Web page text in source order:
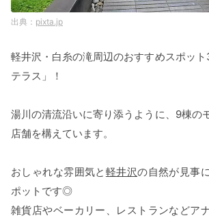
pixta.jp
軽井沢・白糸の滝周辺のおすすめスポッ
テラス」！
湯川の清流沿いに寄り添うように、9棟の
店舗を構えています。
おしゃれな雰囲気と 軽井沢の自然が見事
ポットです◎
雑貨店やベーカリー、レストランなどア